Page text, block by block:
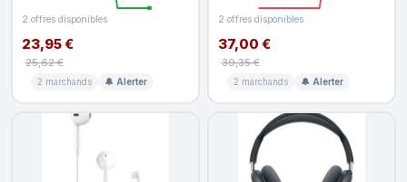
2 offres disponibles
23,95 €
25,62 €
2 marchands 🔔 Alerter
2 offres disponibles
37,00 €
39,35 €
2 marchands 🔔 Alerter